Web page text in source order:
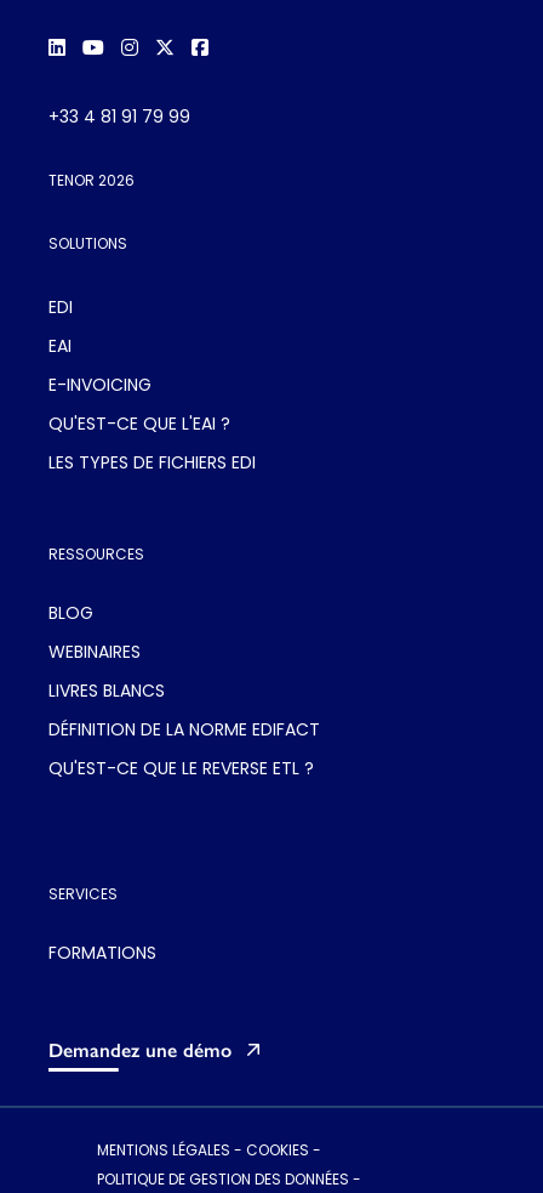
+33 4 81 91 79 99
TENOR 2026
SOLUTIONS
EDI
EAI
E-INVOICING
QU'EST-CE QUE L'EAI ?
LES TYPES DE FICHIERS EDI
RESSOURCES
BLOG
WEBINAIRES
LIVRES BLANCS
DÉFINITION DE LA NORME EDIFACT
QU'EST-CE QUE LE REVERSE ETL ?
SERVICES
FORMATIONS
Demandez une démo
MENTIONS LÉGALES - COOKIES -
POLITIQUE DE GESTION DES DONNÉES -